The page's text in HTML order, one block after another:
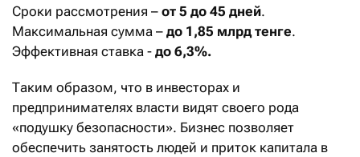
Сроки рассмотрения – от 5 до 45 дней.
Максимальная сумма – до 1,85 млрд тенге.
Эффективная ставка - до 6,3%.
Таким образом, что в инвесторах и
предпринимателях власти видят своего рода
«подушку безопасности». Бизнес позволяет
обеспечить занятость людей и приток капитала в